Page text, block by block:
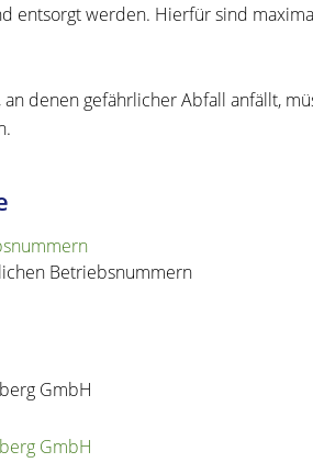
entsorgt werden. Hierfür sind
denen gefährlicher Abfall anfällt,
Betriebsnummern
GmbH
GmbH